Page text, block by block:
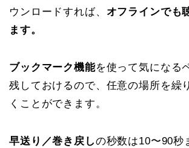
ウンロードすれば、 オフラインでも
ます。
ブックマーク機能を使って気になる
残しておけるので、任意の場所を繰
くことができます。
早送り／巻き戻しの秒数は10〜90秒